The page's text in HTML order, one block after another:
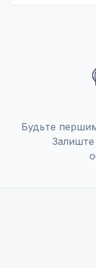
Будьте
Залиште